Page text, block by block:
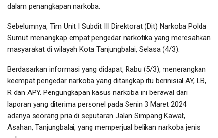
dalam penangkapan narkoba.
Sebelumnya, Tim Unit I Subdit III Direktorat (Dit) Narkoba Polda
Sumut menangkap empat pengedar narkotika yang meresahkan
masyarakat di wilayah Kota Tanjungbalai, Selasa (4/3).
Berdasarkan informasi yang didapat, Rabu (5/3), menerangkan
keempat pengedar narkoba yang ditangkap itu berinisial AY, LB,
R dan APY. Pengungkapan kasus narkoba ini berawal dari
laporan yang diterima personel pada Senin 3 Maret 2024
adanya seorang pria di seputaran Jalan Simpang Kawat,
Asahan, Tanjungbalai, yang memperjual belikan narkoba jenis